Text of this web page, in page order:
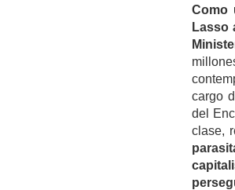
Como
Lasso
cargo
del
clase,